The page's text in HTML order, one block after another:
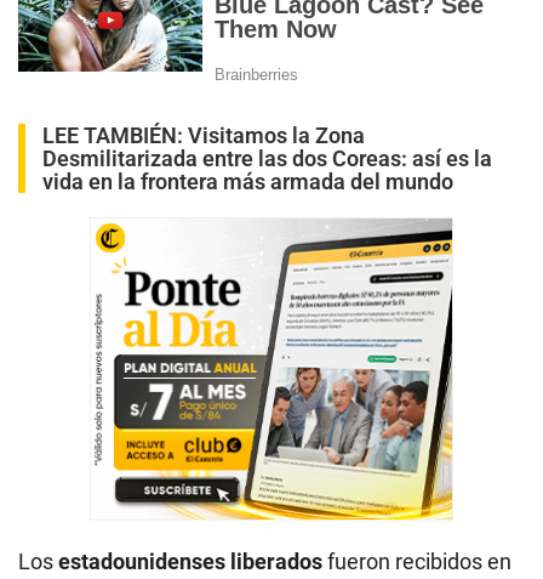
LEE TAMBIÉN: Visitamos la Zona
Desmilitarizada entre las dos Coreas: así es la
vida en la frontera más armada del mundo
Losestadounidenses liberadosfueron recibidos en